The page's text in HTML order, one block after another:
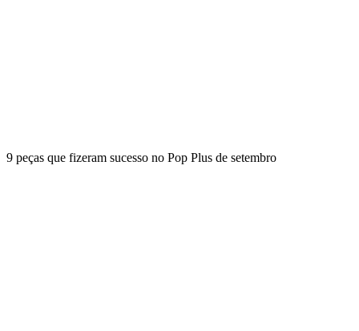
9 peças que fizeram sucesso no Pop Plus de setembro